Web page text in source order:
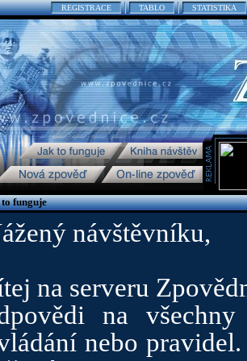
REGISTRACE TABLO STATISTIKA
funguje
návštěvníku,
na serveru
na
nebo